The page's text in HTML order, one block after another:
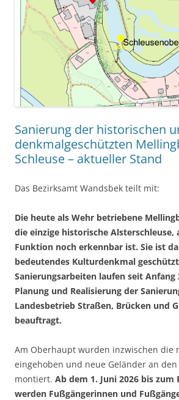
Sanierung der historischen
denkmalgeschützten
Schleuse – aktueller Stand
Das Bezirksamt Wandsbek teilt mit:
Die heute als Wehr betriebene
die einzige historische Alsterschleuse,
Funktion noch erkennbar ist. Sie ist
bedeutendes Kulturdenkmal
Sanierungsarbeiten laufen seit Anfang
Planung und Realisierung der
Landesbetrieb Straßen, Brücken und
beauftragt.
Am Oberhaupt wurden inzwischen die
eingehoben und neue Geländer an
montiert. Ab dem 1. Juni 2026 bis zum
werden Fußgängerinnen und